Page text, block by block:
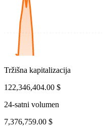
Tržišna kapitalizacija
122,346,404.00 $
24-satni volumen
7,376,759.00 $